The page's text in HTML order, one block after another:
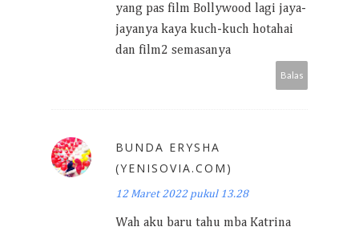
yang pas film Bollywood lagi jaya-
jayanya kaya kuch-kuch hotahai
dan film2 semasanya
Balas
BUNDA ERYSHA
(YENISOVIA.COM)
12 Maret 2022 pukul 13.28
Wah aku baru tahu mba Katrina